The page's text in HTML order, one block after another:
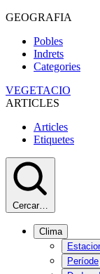
GEOGRAFIA
Pobles
Indrets
Categories
VEGETACIO
ARTICLES
Articles
Etiquetes
Cercar…
Clima
Període